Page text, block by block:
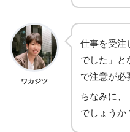
ワカジツ
仕事を受注
でした」と
で注意が必
ちなみに、
でしょうか